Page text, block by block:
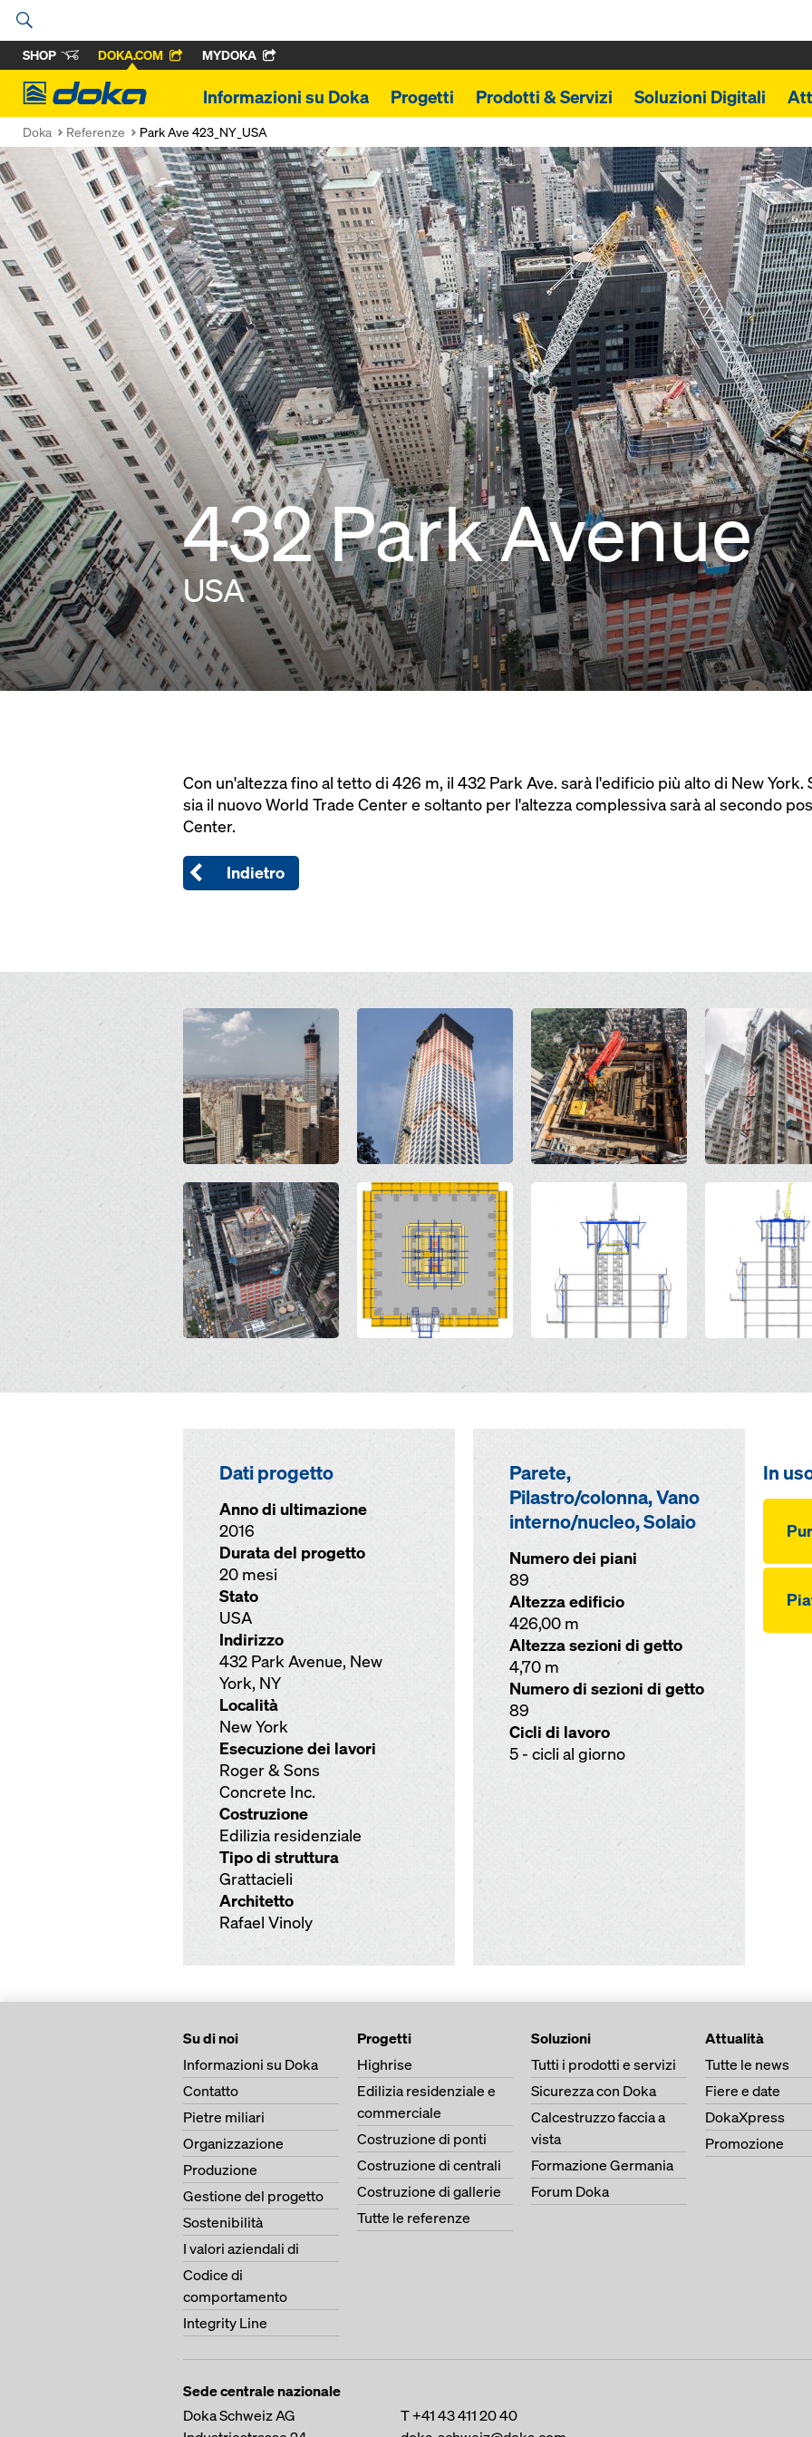
SHOP DOKA.COM MYDOKA
Doka
Informazioni su Doka Progetti Prodotti & Servizi Soluzioni Digitali
Doka Referenze Park Ave 423_NY_USA
432 Park Avenue
USA
Con un'altezza fino al tetto di 426 m, il 432 Park Ave. sarà l'edificio più alto di New
sia il nuovo World Trade Center e soltanto per l'altezza complessiva sarà al secondo
Center.
Indietro
Open Open Open Open
Open Open
Dati progetto
Anno di ultimazione
2016
Durata del progetto
20 mesi
Stato
USA
Indirizzo
432 Park Avenue, New
York, NY
Località
New York
Esecuzione dei lavori
Roger & Sons
Concrete Inc.
Costruzione
Edilizia residenziale
Tipo di struttura
Grattacieli
Architetto
Rafael Vinoly
Parete,
Pilastro/colonna, Vano
interno/nucleo, Solaio
Numero dei piani
89
Altezza edificio
426,00 m
Altezza sezioni di getto
4,70 m
Numero di sezioni di getto
89
Cicli di lavoro
5 - cicli al giorno
In
Su di noi
Informazioni su Doka
Contatto
Pietre miliari
Organizzazione
Produzione
Gestione del progetto
Sostenibilità
I valori aziendali di
Codice di
comportamento
Integrity Line
Progetti
Highrise
Edilizia residenziale e
commerciale
Costruzione di ponti
Costruzione di centrali
Costruzione di gallerie
Tutte le referenze
Soluzioni
Tutti i prodotti e servizi
Sicurezza con Doka
Calcestruzzo faccia a
vista
Formazione Germania
Forum Doka
Attualità
Tutte le news
Fiere e date
DokaXpress
Promozione
Sede centrale nazionale
Doka Schweiz AG
T+41 43 411 20 40